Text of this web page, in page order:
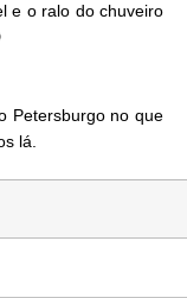
e o ralo do chuveiro
Petersburgo no que
lá.